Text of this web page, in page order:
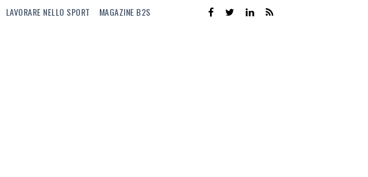
LAVORARE NELLO SPORT MAGAZINE B2S